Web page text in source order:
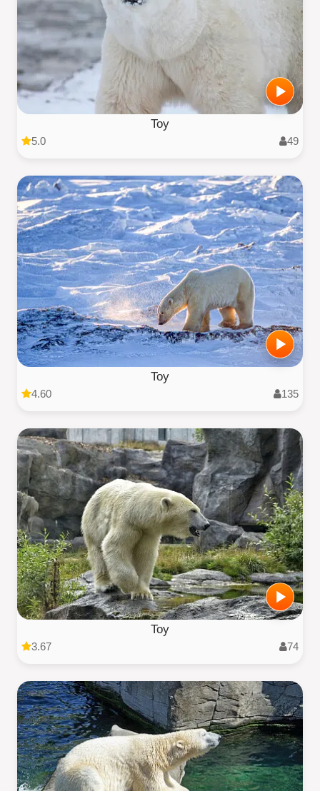
Toy
5.0 49
Toy
4.60 135
Toy
3.67 74